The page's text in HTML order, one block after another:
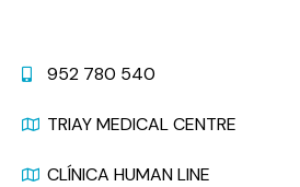
952 780 540
TRIAY MEDICAL CENTRE
CLÍNICA HUMAN LINE